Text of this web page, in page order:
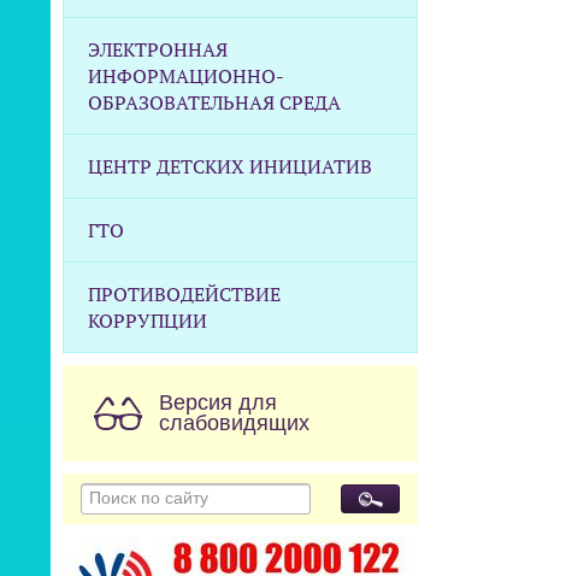
ЭЛЕКТРОННАЯ
ИНФОРМАЦИОННО-
ОБРАЗОВАТЕЛЬНАЯ СРЕДА
ЦЕНТР ДЕТСКИХ ИНИЦИАТИВ
ГТО
ПРОТИВОДЕЙСТВИЕ
КОРРУПЦИИ
Версия для
слабовидящих